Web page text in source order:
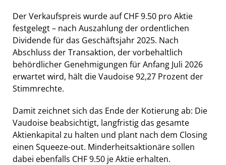
Der Verkaufspreis wurde auf CHF 9.50 pro Aktie
festgelegt – nach Auszahlung der ordentlichen
Dividende für das Geschäftsjahr 2025. Nach
Abschluss der Transaktion, der vorbehaltlich
behördlicher Genehmigungen für Anfang Juli 2026
erwartet wird, hält die Vaudoise 92,27 Prozent der
Stimmrechte.
Damit zeichnet sich das Ende der Kotierung ab: Die
Vaudoise beabsichtigt, langfristig das gesamte
Aktienkapital zu halten und plant nach dem Closing
einen Squeeze-out. Minderheitsaktionäre sollen
dabei ebenfalls CHF 9.50 je Aktie erhalten.